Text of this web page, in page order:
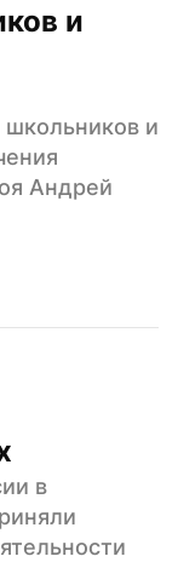
и
и
Андрей
в